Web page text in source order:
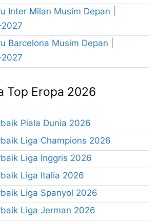
Inter Milan Musim Depan |
Barcelona Musim Depan |
Top Eropa 2026
Piala Dunia 2026
Liga Champions 2026
Liga Inggris 2026
Liga Italia 2026
Liga Spanyol 2026
Liga Jerman 2026